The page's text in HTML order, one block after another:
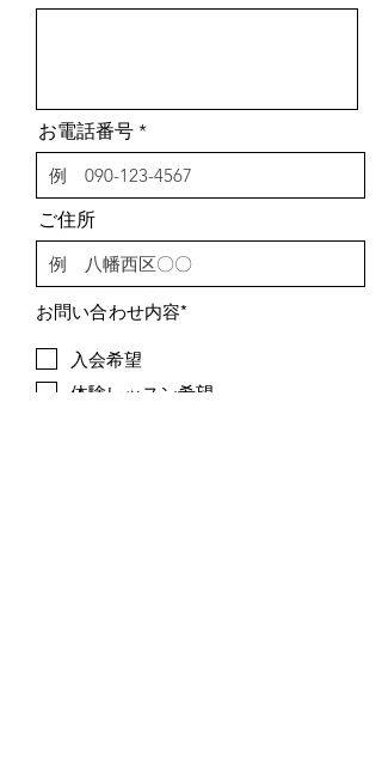
お電話番号
ご住所
​お問い合わせ内容*
入会希望
体験レッスン希望